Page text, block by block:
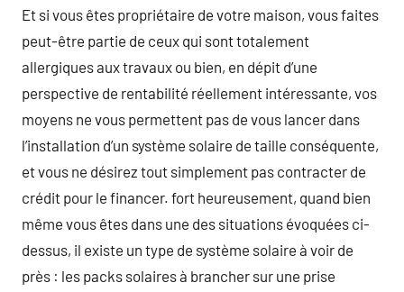
Et si vous êtes propriétaire de votre maison, vous faites
peut-être partie de ceux qui sont totalement
allergiques aux travaux ou bien, en dépit d’une
perspective de rentabilité réellement intéressante, vos
moyens ne vous permettent pas de vous lancer dans
l’installation d’un système solaire de taille conséquente,
et vous ne désirez tout simplement pas contracter de
crédit pour le financer. fort heureusement, quand bien
même vous êtes dans une des situations évoquées ci-
dessus, il existe un type de système solaire à voir de
près : les packs solaires à brancher sur une prise